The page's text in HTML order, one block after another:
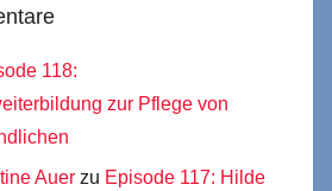
118:
zur Pflege von
Auer zu Episode 117: Hilde